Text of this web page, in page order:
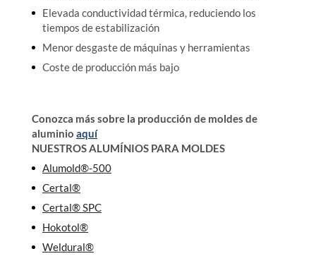
Elevada conductividad térmica, reduciendo los
tiempos de estabilización
Menor desgaste de máquinas y herramientas
Coste de producción más bajo
Conozca más sobre la producción de moldes de
aluminio aquí
NUESTROS ALUMÍNIOS PARA MOLDES
Alumold®-500
Certal®
Certal® SPC
Hokotol®
Weldural®